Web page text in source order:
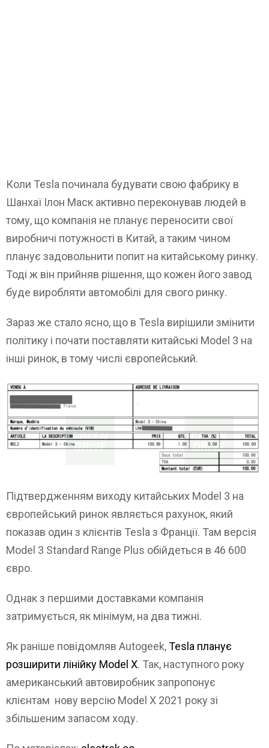
Коли Tesla починала будувати свою фабрику в
Шанхаї Ілон Маск активно переконував людей в
тому, що компанія не планує переносити свої
виробничі потужності в Китай, а таким чином
планує задовольнити попит на китайському ринку.
Тоді ж він прийняв рішення, що кожен його завод
буде виробляти автомобілі для свого ринку.
Зараз же стало ясно, що в Tesla вирішили змінити
політику і почати поставляти китайські Model 3 на
інші ринок, в тому числі європейський.
Підтвердженням виходу китайських Model 3 на
європейський ринок являється рахунок, який
показав один з клієнтів Tesla з Франції. Там версія
Model 3 Standard Range Plus обійдеться в 46 600
євро.
Однак з першими доставками компанія
затримується, як мінімум, на два тижні.
Як раніше повідомляв Autogeek,Tesla планує
розширити лінійку Model X. Так, наступного року
американський автовиробник запропонує
клієнтам нову версію Model X 2021 року зі
збільшеним запасом ходу.